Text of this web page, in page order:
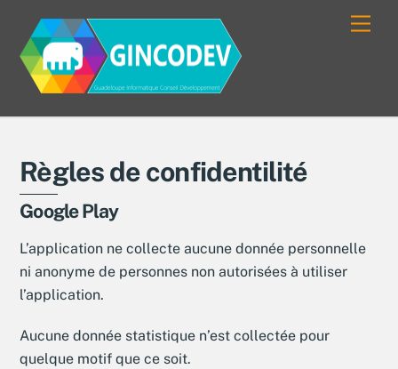
content
Règles de confidentilité
Google Play
L’application ne collecte aucune donnée personnelle
ni anonyme de personnes non autorisées à utiliser
l’application.
Aucune donnée statistique n’est collectée pour
quelque motif que ce soit.